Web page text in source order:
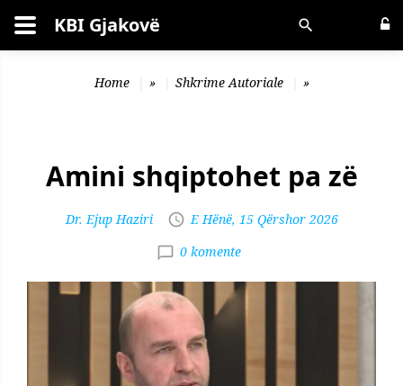
Kërko KBI Gjakovë
Home » Shkrime Autoriale »
Amini shqiptohet pa zë
Dr. Ejup Haziri
E Hënë, 15 Qërshor 2026
0 komente